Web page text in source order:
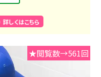
詳しくはこちら
★閲覧数→561回